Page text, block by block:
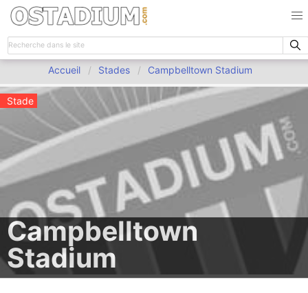
Accueil Stades Campbelltown Stadium
Stade
Campbelltown
Stadium